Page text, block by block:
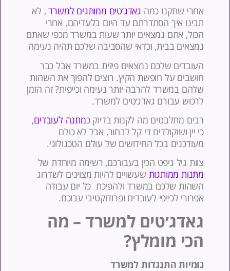
אחרי שתקנו כמהגאדג’טים ממותגים למשרד , לא
תבינו איך הסתדרתם עד היום בלעדיהם. אחרי
הכול, אתם נמצאים יותר שעות במשרד מכפי שאתם
נמצאים בבית, וכדאי שהסביבה שלכם תהיה נעימה
העובדים שלכם נמצאים פיזית במשרד אבל כבר
חושבים על חופשת הקיץ. רוצים להפוך את השהות
שלהם במשרד להרבה יותר נעימה וכייפית? זה הזמן
לרכוש עבורם גאדג׳טים למשרד.
רבים מתלבטים מה לקנות בדיוק כמתנה לעובדים,
כי יין ושוקולדים די קל לבחור, אבל לא כולם
מעודכנים בכל החידושים של עולם הטכנולוגי.
צוות גיל גיפט הכין בעבורכם, רשימה מיוחדת של
מתנות ממותגותשעשויים להיות מצוינים לשדרוג
השהות שלכם במשרד ולהפיכת כל יום עבודה
אפרורי לכייפי לעובדים ופרודוקטיבי עבוכם.
גאדג׳טים למשרד – מה
הכי מומלץ?
גומיות התנגדות למשרד